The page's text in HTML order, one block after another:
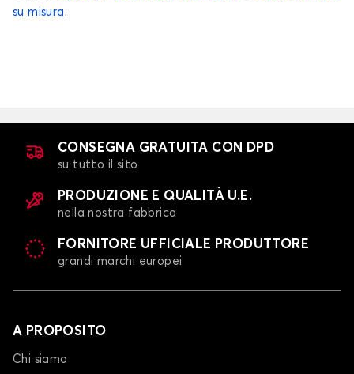
Telo copriauto per VOLKSWAGEN GOLF 3
su misura .
CONSEGNA GRATUITA CON DPD
su tutto il sito
PRODUZIONE E QUALITÀ U.E.
nella nostra fabbrica
FORNITORE UFFICIALE PRODUTTORE
grandi marchi europei
A PROPOSITO
Chi siamo